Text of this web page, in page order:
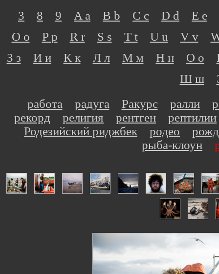
3 8 9 A a B b C c D d
E e
O o
P p R r S s T t U u V v
З з
И и К к Л л М м Н н О о
Ш ш
работа
радуга Ракурс ралли
рекорд
религия рентген
рептилии
Родезийский риджбек
родео
рыба-клоун